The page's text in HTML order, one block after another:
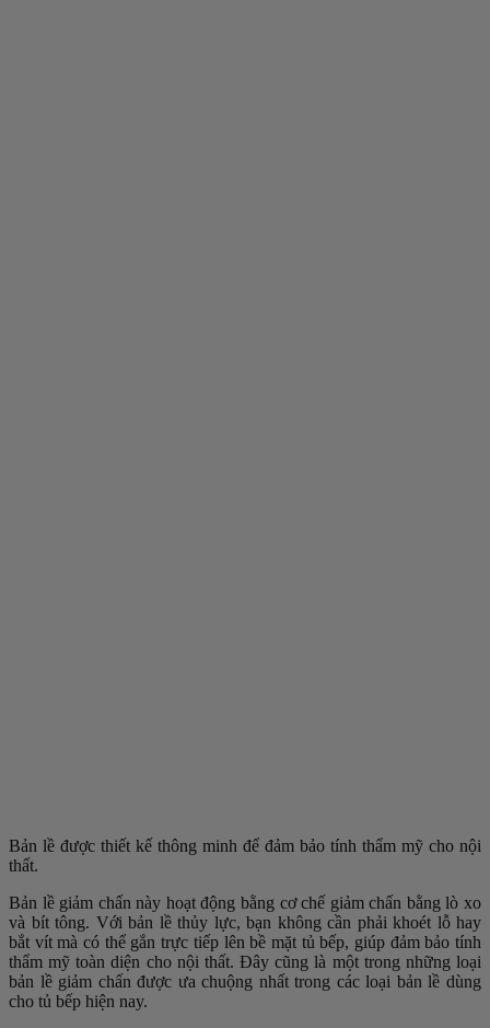
Bản lề được thiết kế thông minh để đảm bảo tính thẩm mỹ cho nội
thất.
Bản lề giảm chấn này hoạt động bằng cơ chế giảm chấn bằng lò xo
và bít tông. Với bản lề thủy lực, bạn không cần phải khoét lỗ hay
bắt vít mà có thể gắn trực tiếp lên bề mặt tủ bếp, giúp đảm bảo tính
thẩm mỹ toàn diện cho nội thất. Đây cũng là một trong những loại
bản lề giảm chấn được ưa chuộng nhất trong các loại bản lề dùng
cho tủ bếp hiện nay.